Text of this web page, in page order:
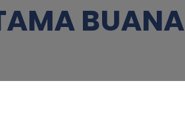
BUANA